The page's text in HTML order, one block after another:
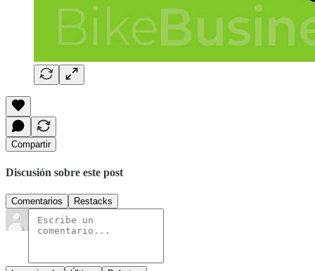
Compartir
Discusión sobre este post
Comentarios Restacks